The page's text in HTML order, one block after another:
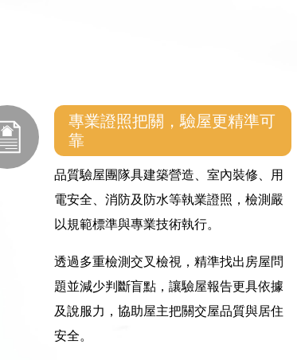
專業證照把關，驗屋更精準可
靠
品質驗屋團隊具建築營造、室內裝修、用
電安全、消防及防水等執業證照，檢測嚴
以規範標準與專業技術執行。
透過多重檢測交叉檢視，精準找出房屋問
題並減少判斷盲點，讓驗屋報告更具依據
及說服力，協助屋主把關交屋品質與居住
安全。